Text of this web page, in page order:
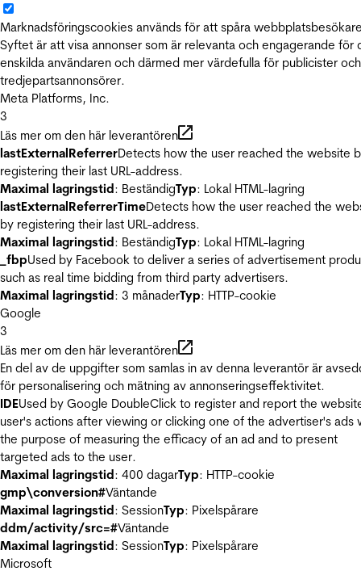
Marknadsföringscookies används för att spåra
Syftet är att visa annonser som är relevanta och engagerande för
enskilda användaren och därmed mer värdefulla för publicister och
tredjepartsannonsörer.
Meta Platforms, Inc.
3
Läs mer om den här leverantören
lastExternalReferrerDetects how the user reached the website
registering their last URL-address.
Maximal lagringstid: BeständigTyp: Lokal HTML-lagring
lastExternalReferrerTimeDetects how the user reached the
by registering their last URL-address.
Maximal lagringstid: BeständigTyp: Lokal HTML-lagring
_fbpUsed by Facebook to deliver a series of advertisement
such as real time bidding from third party advertisers.
Maximal lagringstid: 3 månaderTyp: HTTP-cookie
Google
3
Läs mer om den här leverantören
En del av de uppgifter som samlas in av denna leverantör är
för personalisering och mätning av annonseringseffektivitet.
IDEUsed by Google DoubleClick to register and report the
user's actions after viewing or clicking one of the advertiser's ads
the purpose of measuring the efficacy of an ad and to present
targeted ads to the user.
Maximal lagringstid: 400 dagarTyp: HTTP-cookie
gmp\conversion#Väntande
Maximal lagringstid: SessionTyp: Pixelspårare
ddm/activity/src=#Väntande
Maximal lagringstid: SessionTyp: Pixelspårare
Microsoft